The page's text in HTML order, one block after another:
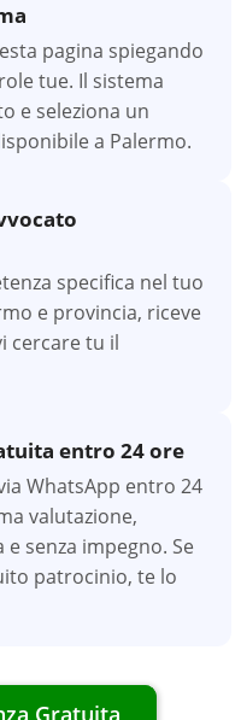
pagina spiegando
tue. Il sistema
e seleziona un
a Palermo.
specifica nel tuo
e provincia, riceve
cercare tu il
entro 24 ore
WhatsApp entro 24
valutazione,
senza impegno. Se
patrocinio, te lo
Gratuita